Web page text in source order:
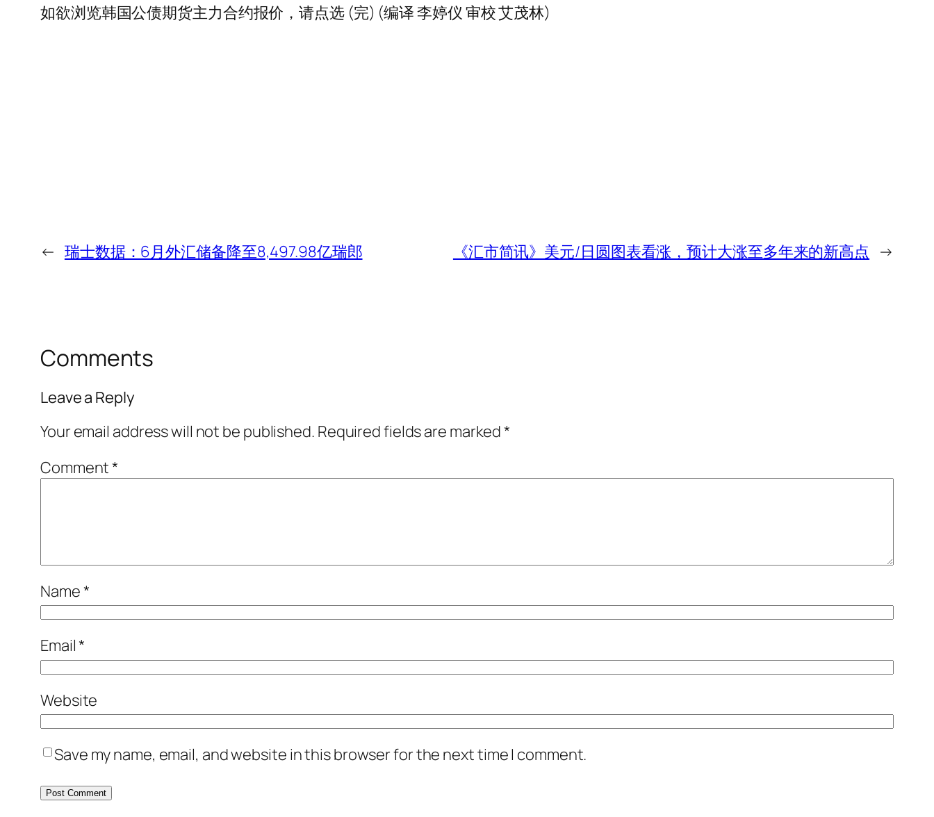
如欲浏览韩国公债期货主力合约报价，请点选 (完) (编译 李婷仪 审校 艾茂林)
← 瑞士数据：6月外汇储备降至8,497.98亿瑞郎 《汇市简讯》美元/日圆图表看涨，预计大涨至多年来的新高点 →
Comments
Leave a Reply
Your email address will not be published. Required fields are marked*
Comment*
Name*
Email*
Website
Save my name, email, and website in this browser for the next time I comment.